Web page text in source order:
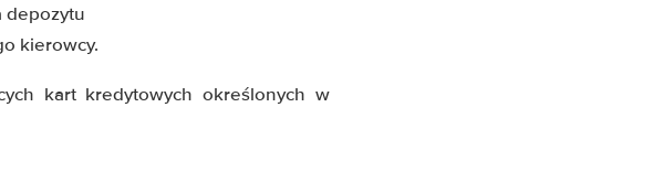
depozytu
kierowcy.
kart kredytowych określonych w